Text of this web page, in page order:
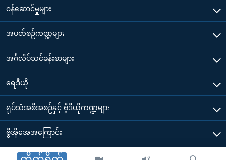
၀န်ဆောင်မှုများ
အပတ်စဉ်ကဏ္ဍများ
အင်္ဂလိပ်သင်ခန်းစာများ
ရေဒီယို
ရုပ်သံအစီအစဉ်နှင့် ဗွီဒီယိုကဏ္ဍများ
ဗွီအိုအေအကြောင်း
ဗွီအိုအေ မိုဘိုင်းလ်အက်ပ်များ ဒေါင်းလုတ်ယူရန်